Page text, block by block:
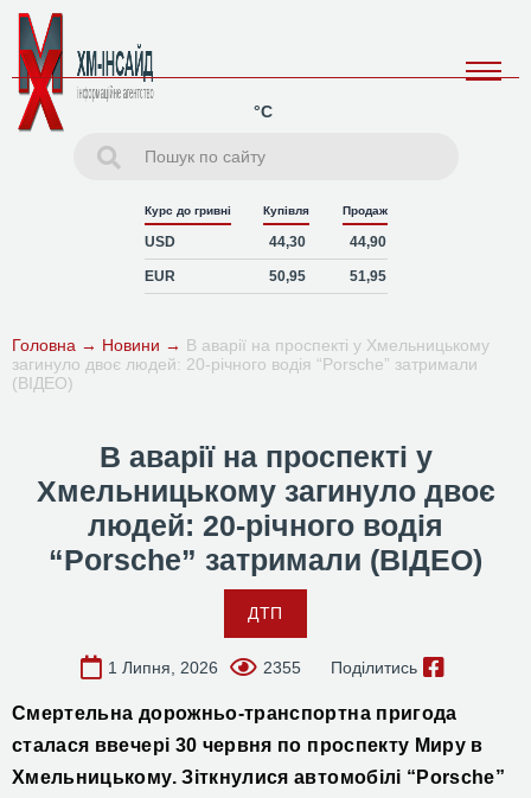
°C
Курс до гривні Купівля Продаж
USD 44,30 44,90
EUR 50,95 51,95
Головна → Новини → В аварії на проспекті у Хмельницькому
загинуло двоє людей: 20-річного водія “Porsche” затримали
(ВІДЕО)
В аварії на проспекті у
Хмельницькому загинуло двоє
людей: 20-річного водія
“Porsche” затримали (ВІДЕО)
ДТП
1 Липня, 2026 2355 Поділитись
Смертельна дорожньо-транспортна пригода
сталася ввечері 30 червня по проспекту Миру в
Хмельницькому.Зіткнулисяавтомобілі “Porsche”